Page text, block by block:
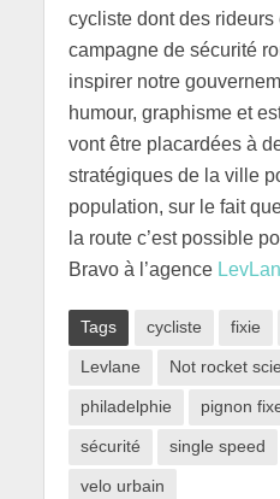
cycliste dont des rideurs
campagne de sécurité
inspirer notre
humour, graphisme et
vont être placardées à
stratégiques de la ville
population, sur le fait
la route c’est possible
Bravo à l’agence
Tags cycliste fixie
Levlane Not rocket
philadelphie pignon
sécurité single speed
velo urbain